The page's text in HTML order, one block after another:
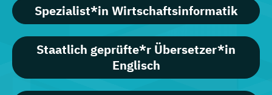
Spezialist*in Wirtschaftsinformatik
Staatlich geprüfte*r Übersetzer*in
Englisch